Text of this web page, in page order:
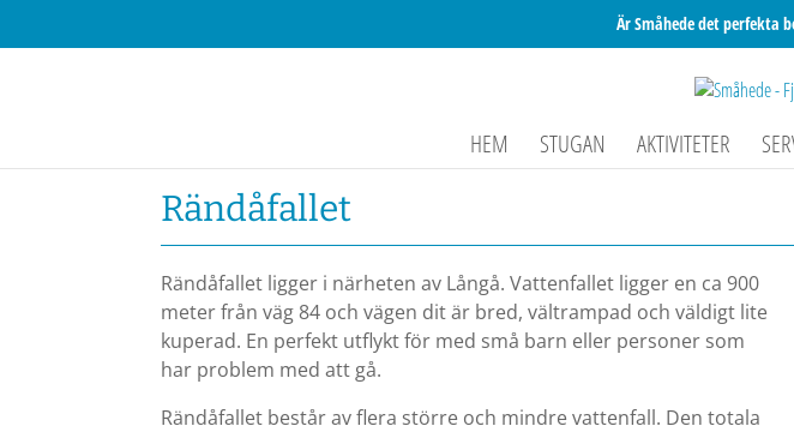
Är Småhede det perfekta
HEM STUGAN AKTIVITETER
Rändåfallet
Rändåfallet ligger i närheten av Långå. Vattenfallet ligger en ca 900
meter från väg 84 och vägen dit är bred, vältrampad och väldigt lite
kuperad. En perfekt utflykt för med små barn eller personer som
har problem med att gå.
Rändåfallet består av flera större och mindre vattenfall. Den totala